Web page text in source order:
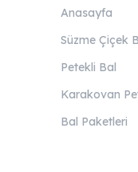
Anasayfa
Süzme Çiçek
Petekli Bal
Karakovan
Bal Paketleri